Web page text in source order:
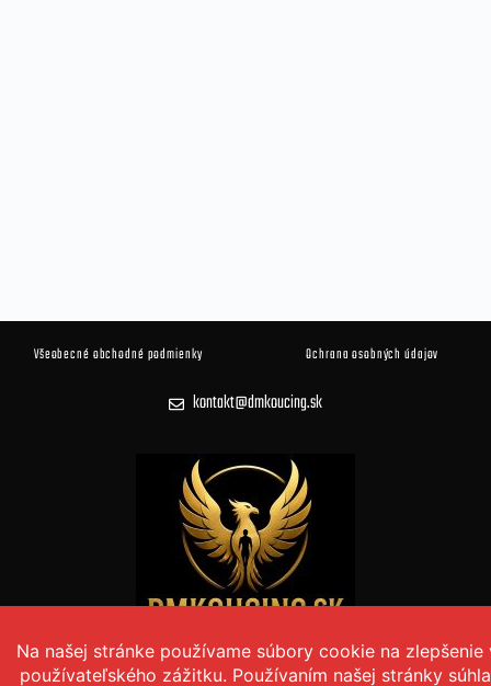
Všeobecné obchodné podmienky Ochrana osobných údajov
kontakt@dmkoucing.sk